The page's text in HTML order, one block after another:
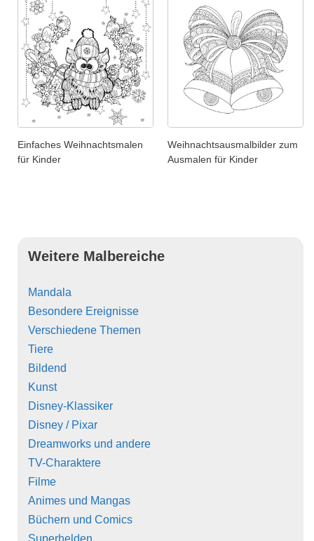
Einfaches Weihnachtsmalen
für Kinder
Weihnachtsausmalbilder zum
Ausmalen für Kinder
Weitere Malbereiche
Mandala
Besondere Ereignisse
Verschiedene Themen
Tiere
Bildend
Kunst
Disney-Klassiker
Disney / Pixar
Dreamworks und andere
TV-Charaktere
Filme
Animes und Mangas
Büchern und Comics
Superhelden